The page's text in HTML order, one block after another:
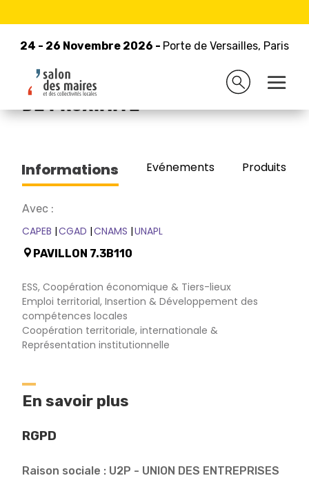
24 - 26 Novembre 2026 - Porte de Versailles, Paris
24 - 26 Novembre 2026 - Porte de Versailles, Paris
Retour à la liste des exposants
U2P - UNION DES ENTREPRISES
DE PROXIMITE
Informations Evénements Produits/
Avec :
CAPEB CGAD CNAMS UNAPL
PAVILLON 7.3B110
ESS, Coopération économique & Tiers-lieux
Emploi territorial, Insertion & Développement des
compétences locales
Coopération territoriale, internationale &
Représentation institutionnelle
En savoir plus
RGPD
Raison sociale : U2P - UNION DES ENTREPRISES